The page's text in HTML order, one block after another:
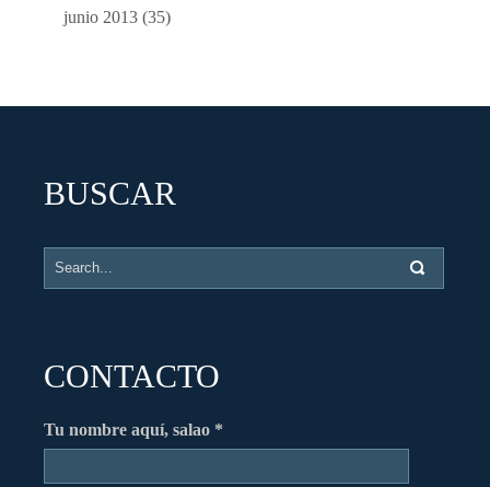
junio 2013 (35)
BUSCAR
CONTACTO
Tu nombre aquí, salao *